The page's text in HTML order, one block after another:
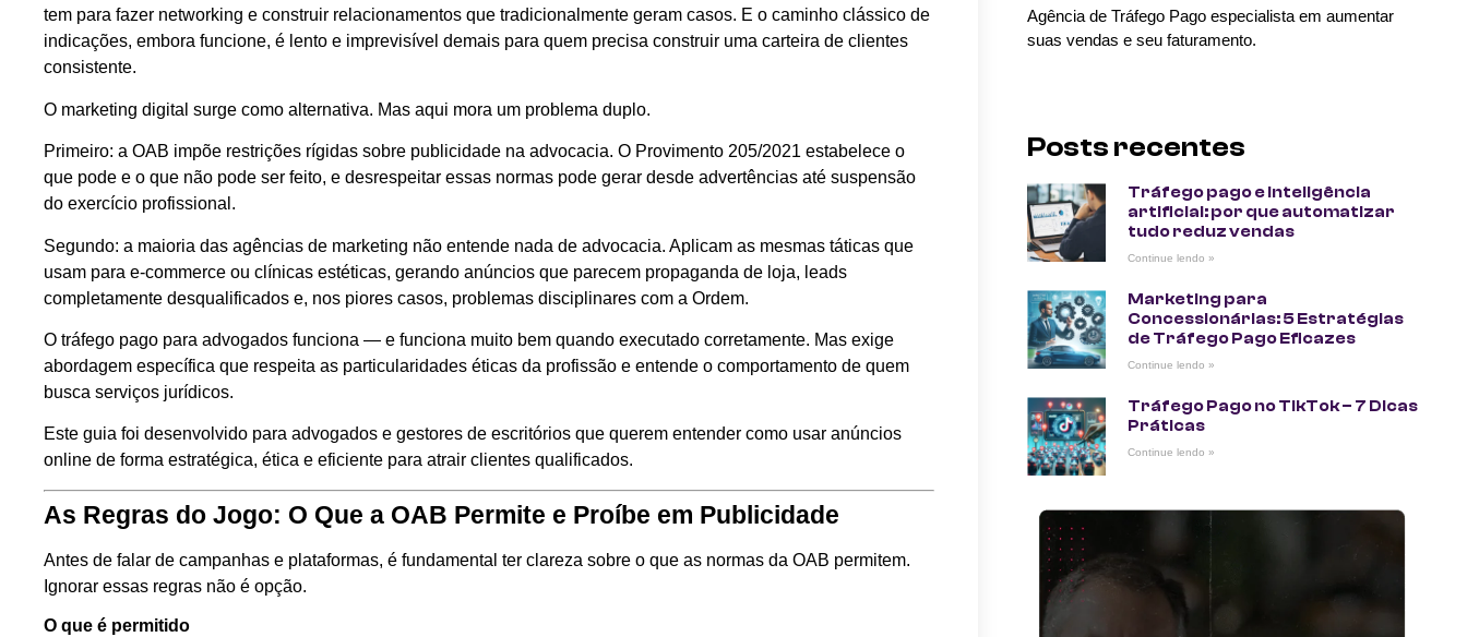
tem para fazer networking e construir relacionamentos que tradicionalmente geram casos. E o caminho clássico de
indicações, embora funcione, é lento e imprevisível demais para quem precisa construir uma carteira de clientes
consistente.
O marketing digital surge como alternativa. Mas aqui mora um problema duplo.
Primeiro: a OAB impõe restrições rígidas sobre publicidade na advocacia. O Provimento 205/2021 estabelece o
que pode e o que não pode ser feito, e desrespeitar essas normas pode gerar desde advertências até suspensão
do exercício profissional.
Segundo: a maioria das agências de marketing não entende nada de advocacia. Aplicam as mesmas táticas que
usam para e-commerce ou clínicas estéticas, gerando anúncios que parecem propaganda de loja, leads
completamente desqualificados e, nos piores casos, problemas disciplinares com a Ordem.
O tráfego pago para advogados funciona — e funciona muito bem quando executado corretamente. Mas exige
abordagem específica que respeita as particularidades éticas da profissão e entende o comportamento de quem
busca serviços jurídicos.
Este guia foi desenvolvido para advogados e gestores de escritórios que querem entender como usar anúncios
online de forma estratégica, ética e eficiente para atrair clientes qualificados.
As Regras do Jogo: O Que a OAB Permite e Proíbe em Publicidade
Antes de falar de campanhas e plataformas, é fundamental ter clareza sobre o que as normas da OAB permitem.
Ignorar essas regras não é opção.
O que é permitido
Agência de Tráfego Pago especialista em aumentar
suas vendas e seu faturamento.
Posts recentes
Tráfego pago e inteligência
artificial: por que automatizar
tudo reduz vendas
Continue lendo »
Marketing para
Concessionárias: 5 Estratégias
de Tráfego Pago Eficazes
Continue lendo »
Tráfego Pago no TikTok – 7 Dicas
Práticas
Continue lendo »